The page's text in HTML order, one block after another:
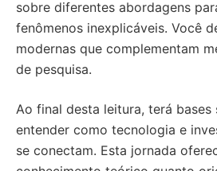
sobre diferentes abordagens
fenômenos inexplicáveis. Você
modernas que complementam
de pesquisa.
Ao final desta leitura, terá bases
entender como tecnologia e
se conectam. Esta jornada